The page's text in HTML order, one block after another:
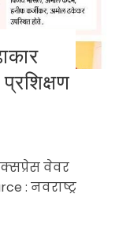
वेवर
: नवराष्ट्र